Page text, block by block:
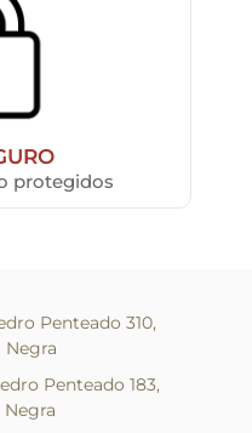
protegidos
Penteado 310,
Negra
Penteado 183,
Negra